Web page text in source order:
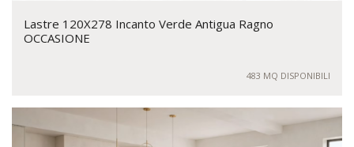
Lastre 120X278 Incanto Verde Antigua Ragno
OCCASIONE
483 MQ DISPONIBILI